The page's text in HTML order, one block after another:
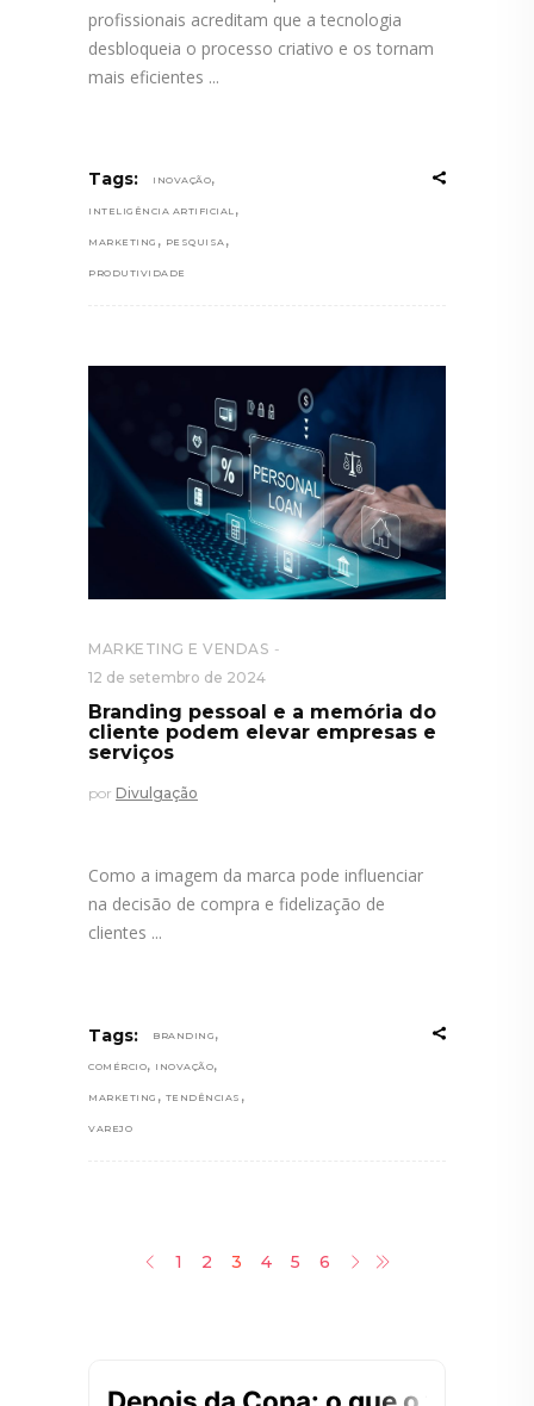
profissionais acreditam que a tecnologia
desbloqueia o processo criativo e os tornam
mais eficientes
Tags: INOVAÇÃO,
INTELIGÊNCIA ARTIFICIAL ,
MARKETING , PESQUISA ,
PRODUTIVIDADE
MARKETING E VENDAS
12 de setembro de 2024
Branding pessoal e a memória do
cliente podem elevar empresas e
serviços
por Divulgação
Como a imagem da marca pode influenciar
na decisão de compra e fidelização de
clientes
Tags: BRANDING ,
COMÉRCIO, INOVAÇÃO,
MARKETING , TENDÊNCIAS ,
VAREJO
1 2 3 4 5 6